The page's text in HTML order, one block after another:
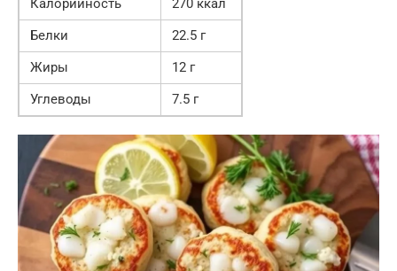
Калорийность
270 ккал
Белки
22.5 г
Жиры
12 г
Углеводы
7.5 г